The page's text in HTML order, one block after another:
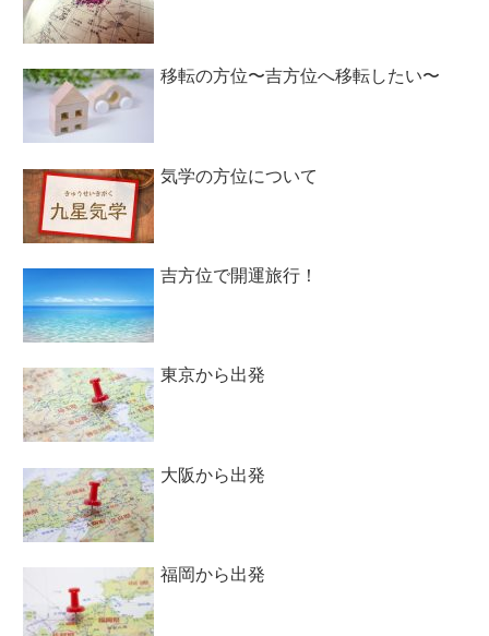
移転の方位〜吉方位へ移転したい〜
気学の方位について
吉方位で開運旅行！
東京から出発
大阪から出発
福岡から出発